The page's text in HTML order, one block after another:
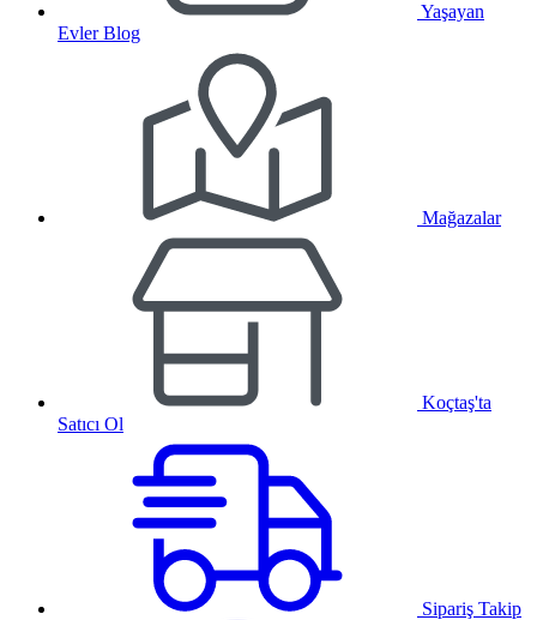
Yaşayan
Evler Blog
Mağazalar
Koçtaş'ta
Satıcı Ol
Sipariş Takip